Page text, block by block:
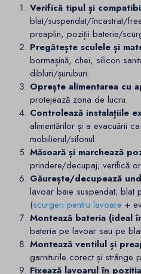
Verifică tipul și
blat/suspendat/încastrat/
preaplin, poziții baterie/
Pregătește sculele și
bormașină, chei, silicon
dibluri/șuruburi.
Oprește alimentarea cu
protejează zona de lucru.
Controlează instalațiile
alimentărilor și a evacuării
mobilierul/sifonul.
Măsoară și marchează
prindere/decupaj; verifică
Găurește/decupează
lavoar baie suspendat; blat
(scurgeri pentru lavoare +
Montează bateria (ideal
bateria pe lavoar sau pe
Montează ventilul și
garniturile corect și strânge
Fixează lavoarul în